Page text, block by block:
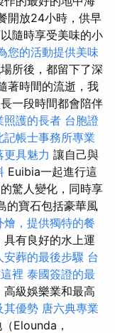
開放24小時，供早
隨時享受美味的小
您的活動提供美味
所後，都留下了深
著時間的流逝，我
一段時間都會陪伴
照護的長者 台胞證
記帳士事務所專業
具魅力 讓自己與
Euibia一起進行這
驚人變化，同時享
的寶石包括豪華風
燴，提供獨特的餐
有良好的水上運
葬的最後步驟 台
裡 泰國簽證的最
級娛樂業和最高
其優勢 唐六典專業
Elounda，